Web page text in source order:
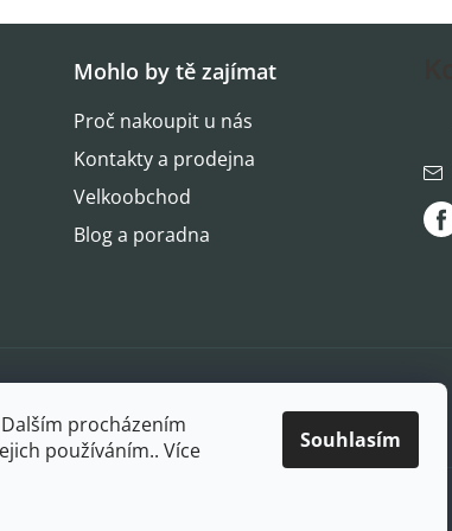
procházením
používáním.. Více
Souhlasím
Mohlo by tě zajímat
Proč nakoupit u nás
Kontakty a prodejna
Velkoobchod
Blog a poradna
Oblíbené způsoby platby: